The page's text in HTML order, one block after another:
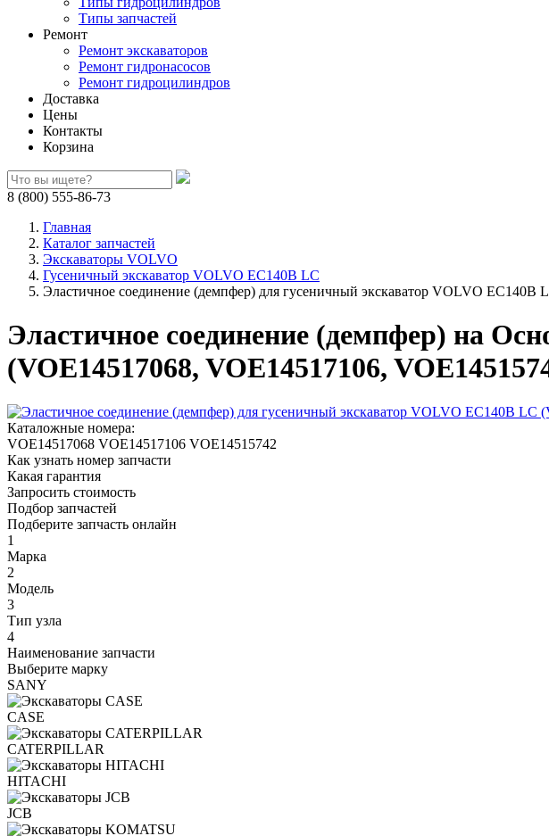
Типы запчастей
Ремонт
Ремонт экскаваторов
Ремонт гидронасосов
Ремонт гидроцилиндров
Доставка
Цены
Контакты
Корзина
8 (800) 555-86-73
Главная
Каталог запчастей
Экскаваторы VOLVO
Гусеничный экскаватор VOLVO EC140B LC
Эластичное соединение (демпфер) для гусеничный экскаватор VOLVO
Эластичное соединение (демпфер) на
(VOE14517068, VOE14517106,
Каталожные номера:
VOE14517068 VOE14517106 VOE14515742
Как узнать номер запчасти
Какая гарантия
Запросить стоимость
Подбор запчастей
Подберите запчасть онлайн
1
Марка
2
Модель
3
Тип узла
4
Наименование запчасти
Выберите марку
SANY
CASE
CATERPILLAR
HITACHI
JCB